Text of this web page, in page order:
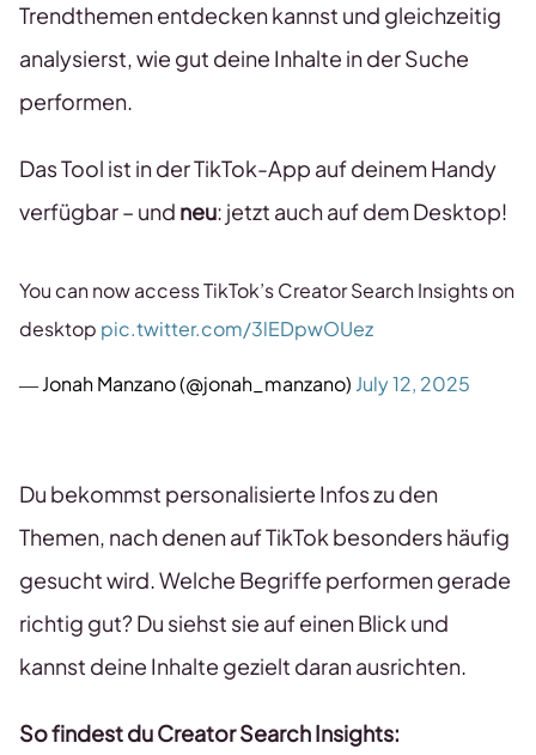
Trendthemen entdecken kannst und gleichzeitig
analysierst, wie gut deine Inhalte in der Suche
performen.
Das Tool ist in der TikTok-App auf deinem Handy
verfügbar – und neu: jetzt auch auf dem Desktop!
You can now access TikTok’s Creator Search Insights on
desktop pic.twitter.com/3lEDpwOUez
— Jonah Manzano (@jonah_manzano) July 12, 2025
Du bekommst personalisierte Infos zu den
Themen, nach denen auf TikTok besonders häufig
gesucht wird. Welche Begriffe performen gerade
richtig gut? Du siehst sie auf einen Blick und
kannst deine Inhalte gezielt daran ausrichten.
So findest du Creator Search Insights: